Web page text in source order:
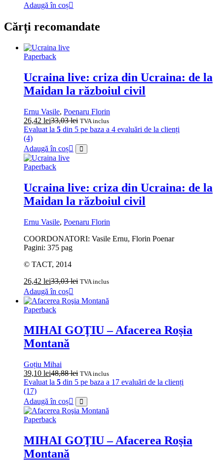
Adaugă în coș
Cărți recomandate
Paperback
Ucraina live: criza din Ucraina: de la
Maidan la războiul civil
Ernu Vasile, Poenaru Florin
26,42 lei33,03lei TVA inclus
Evaluat la 5 din 5 pe baza a 4 evaluări de la clienți
(4)
Adaugă în coș
Paperback
Ucraina live: criza din Ucraina: de la
Maidan la războiul civil
Ernu Vasile, Poenaru Florin
COORDONATORI: Vasile Ernu, Florin Poenar
Pagini: 375 pag
© TACT, 2014
26,42 lei33,03lei TVA inclus
Adaugă în coș
Paperback
MIHAI GOŢIU – Afacerea Roşia
Montană
Goțiu Mihai
39,10 lei48,88lei TVA inclus
Evaluat la 5 din 5 pe baza a 17 evaluări de la clienți
(17)
Adaugă în coș
Paperback
MIHAI GOŢIU – Afacerea Roşia
Montană